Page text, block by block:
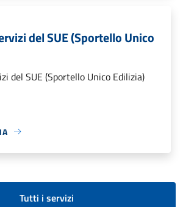
del SUE (Sportello Unico
del SUE (Sportello Unico Edilizia)
Tutti i servizi